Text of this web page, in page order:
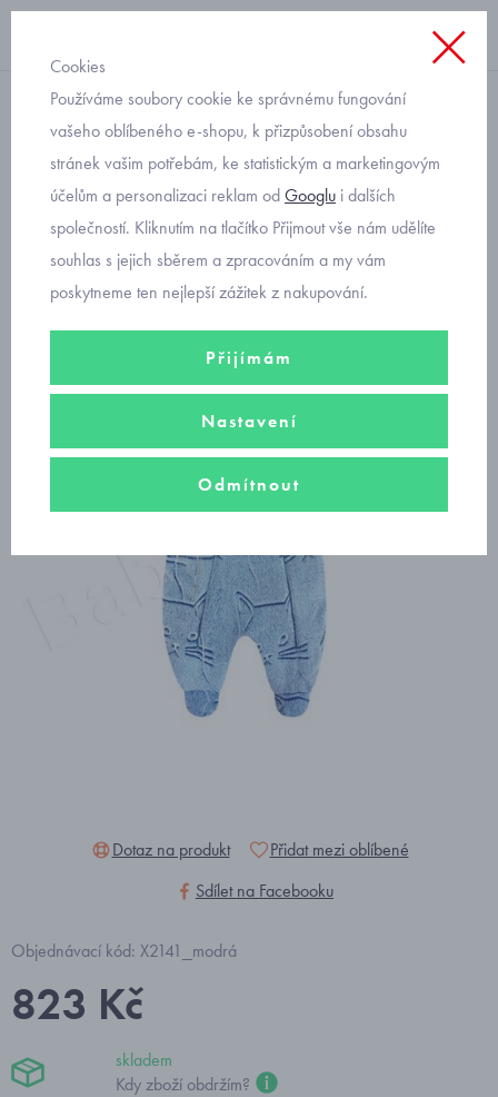
teplý, sametový
teplá kojenecká kombinéza
reflexní kočky
Dotaz na produkt
Přidat mezi oblíbené
Sdílet na Facebooku
Objednávací kód: X2141_modrá
823 Kč
skladem
Kdy zboží obdržím?
Cookies
Používáme soubory cookie ke správnému fungování
vašeho oblíbeného e-shopu, k přizpůsobení obsahu
stránek vašim potřebám, ke statistickým a marketingovým
účelům a personalizaci reklam odGooglu i dalších
společností. Kliknutím na tlačítko Přijmout vše nám udělíte
souhlas s jejich sběrem a zpracováním a my vám
poskytneme ten nejlepší zážitek z nakupování.
Přijímám
Nastavení
Odmítnout